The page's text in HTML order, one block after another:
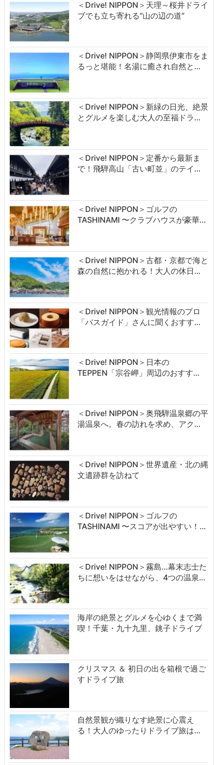
＜Drive! NIPPON＞天理～桜井ドライ
ブでも立ち寄れる“山の辺の道”
＜Drive! NIPPON＞静岡県伊東市をま
るっと堪能！名湯に癒され自然と…
＜Drive! NIPPON＞新緑の日光、絶景
とグルメを楽しむ大人の至福ドラ…
＜Drive! NIPPON＞定番から最新ま
で！飛騨高山「古い町並」のテイ…
＜Drive! NIPPON＞ゴルフの
TASHINAMI 〜クラブハウスが豪華…
＜Drive! NIPPON＞古都・京都で海と
森の自然に抱かれる！大人の休日…
＜Drive! NIPPON＞観光情報のプロ
「バスガイド」さんに聞くおすす…
＜Drive! NIPPON＞日本の
TEPPEN「宗谷岬」周辺のおすす…
＜Drive! NIPPON＞奥飛騨温泉郷の平
湯温泉へ。春の訪れを求め、アク…
＜Drive! NIPPON＞世界遺産・北の縄
文遺跡群を訪ねて
＜Drive! NIPPON＞ゴルフの
TASHINAMI 〜スコアが出やすい！…
＜Drive! NIPPON＞霧島…幕末志士た
ちに想いをはせながら、4つの温泉…
海岸の絶景とグルメを心ゆくまで満
喫！千葉・九十九里、銚子ドライブ
クリスマス ＆ 初日の出を箱根で過ご
すドライブ旅
自然景観が織りなす絶景に心震え
る！大人のゆったりドライブ旅は…